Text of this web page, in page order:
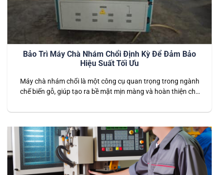
Bảo Trì Máy Chà Nhám Chổi Định Kỳ Để Đảm Bảo
Hiệu Suất Tối Ưu
Máy chà nhám chổi là một công cụ quan trọng trong ngành
chế biến gỗ, giúp tạo ra bề mặt mịn màng và hoàn thiện cho
tối ưu và kéo dài tuổi thọ, việc bảo trì định kỳ là điều không